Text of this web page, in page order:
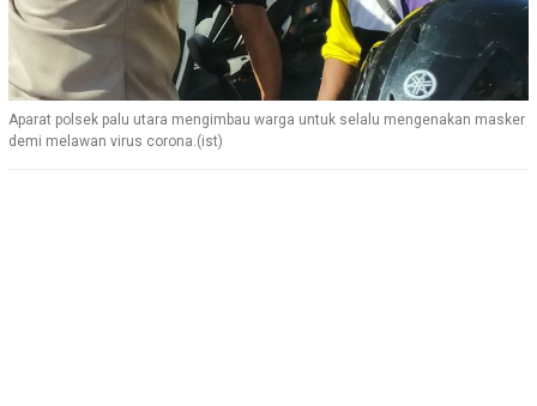
Aparat polsek palu utara mengimbau warga untuk selalu mengenakan masker
demi melawan virus corona.(ist)